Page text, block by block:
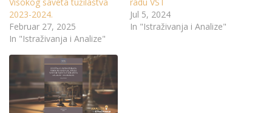
2023-2024.
Februar 27, 2025
In "Istraživanja i Analize"
Jul 5, 2024
In "Istraživanja i Analize"